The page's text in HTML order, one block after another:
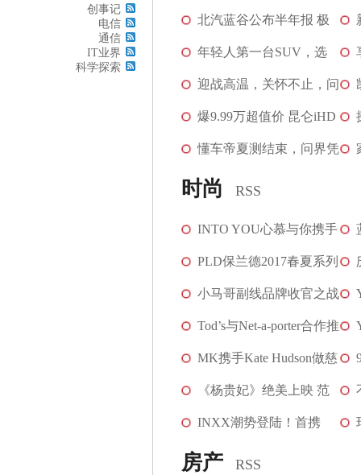
创事记
电信
通信
IT业界
科学探索
牌全新蓝山百人...[图]
北汽蓝谷公布半年报 极
狐以“质”上“量”[图]
年轻人第一台SUV，选
Honda HR-V还是RA...
[图]
迎战高温，关怀不止，问
界全力保障生产交付[图]
爆9.99万超值价 昆仑iHD
直播 新能源S...[图]
懂车帝夏测结束，问界凭
什么成为“智能...
时尚 RSS
INTO YOU心慕与你携手
超模CIci带来全新...[图]
PLD保兰德2017春夏系列
新品即将亮相上海...[图]
小马哥副线品牌收官之战
联手《爱丽丝梦...[图]
Tod’s与Net-a-porter合作推
出成衣系列[图]
MK携手Kate Hudson做慈
善[图]
《杨贵妃》绝美上映 范
冰冰华丽衣衫俘...[图]
INXX潮势登陆！首携
HBA系列进驻广州809...
房产 RSS